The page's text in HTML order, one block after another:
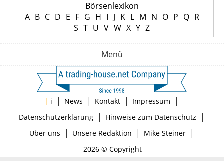
Börsenlexikon
A B C D E F G H I J K L M N O P Q R
S T U V W X Y Z
Menü
| i | News | Kontakt | Impressum |
Datenschutzerklärung| Hinweise zum Datenschutz |
Über uns | Unsere Redaktion | Mike Steiner|
2026 © Copyright